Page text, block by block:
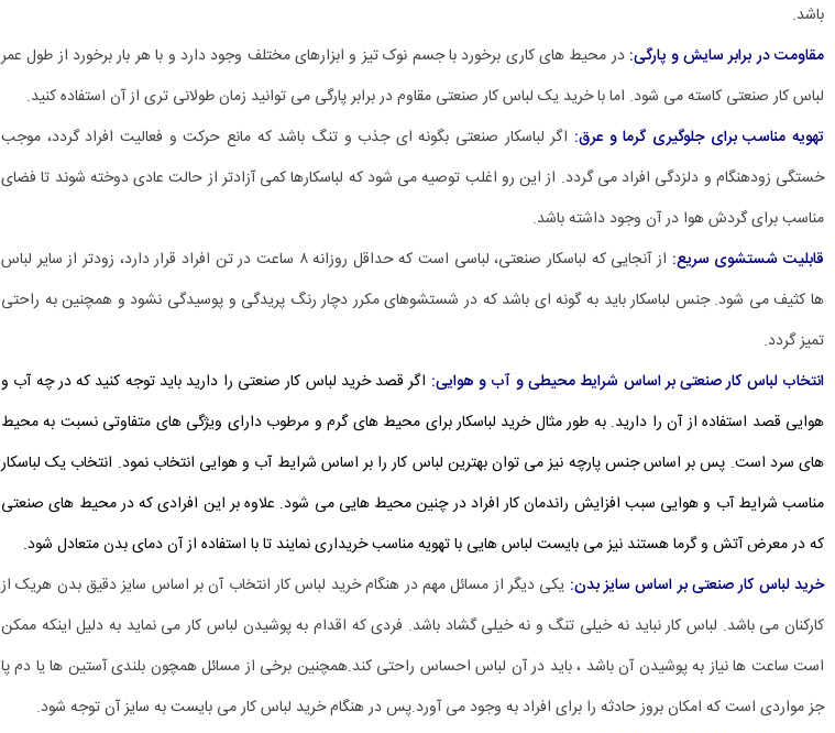
باشد.
مقاومت در برابر سایش و پارگی: در محیط های کاری برخورد با جسم نوک تیز و ابزارهای مختلف وجود دارد و با هر بار برخورد از طول عمر
لباس کار صنعتی کاسته می شود. اما با خرید یک لباس کار صنعتی مقاوم در برابر پارگی می توانید زمان طولانی تری از آن استفاده کنید.
تهویه مناسب برای جلوگیری گرما و عرق: اگر لباسکار صنعتی بگونه ای جذب و تنگ باشد که مانع حرکت و فعالیت افراد گردد، موجب
خستگی زودهنگام و دلزدگی افراد می گردد. از این رو اغلب توصیه می شود که لباسکارها کمی آزادتر از حالت عادی دوخته شوند تا فضای
مناسب برای گردش هوا در آن وجود داشته باشد.
قابلیت شستشوی سریع:
از آنجایی که لباسکار صنعتی، لباسی است که حداقل روزانه ۸ ساعت در تن افراد قرار دارد، زودتر از سایر لباس
ها کثیف می شود. جنس لباسکار باید به گونه ای باشد که در شستشوهای مکرر دچار رنگ پریدگی و پوسیدگی نشود و همچنین به راحتی
تمیز گردد.
انتخاب لباس کار صنعتی بر اساس شرایط محیطی و آب و هوایی: اگر قصد خرید لباس کار صنعتی را دارید باید توجه کنید که در چه آب و
هوایی قصد استفاده از آن را دارید. به طور مثال خرید لباسکار برای محیط های گرم و مرطوب دارای ویژگی های متفاوتی نسبت به محیط
های سرد است. پس بر اساس جنس پارچه نیز می توان بهترین لباس کار را بر اساس شرایط آب و هوایی انتخاب نمود. انتخاب یک لباسکار
مناسب شرایط آب و هوایی سبب افزایش راندمان کار افراد در چنین محیط هایی می شود. علاوه بر این افرادی که در محیط های صنعتی
که در معرض آتش و گرما هستند نیز می بایست لباس هایی با تهویه مناسب خریداری نمایند تا با استفاده از آن دمای بدن متعادل شود.
خرید لباس کار صنعتی بر اساس سایز بدن: یکی دیگر از مسائل مهم در هنگام خرید لباس کار انتخاب آن بر اساس سایز دقیق بدن هریک از
کارکنان می باشد. لباس کار نباید نه خیلی تنگ و نه خیلی گشاد باشد. فردی که اقدام به پوشیدن لباس کار می نماید به دلیل اینکه ممکن
است ساعت ها نیاز به پوشیدن آن باشد ، باید در آن لباس احساس راحتی کند.همچنین برخی از مسائل همچون بلندی آستین ها یا دم پا
جز مواردی است که امکان بروز حادثه را برای افراد به وجود می آورد.پس در هنگام خرید لباس کار می بایست به سایز آن توجه شود.